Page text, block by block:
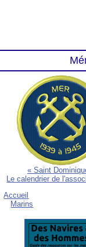
« Saint
Le calendrier de
Accueil
Marins